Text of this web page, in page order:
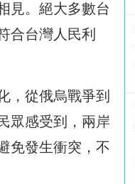
見。絕大多數台
合台灣人民利
，從俄烏戰爭到
眾感受到，兩岸
免發生衝突，不